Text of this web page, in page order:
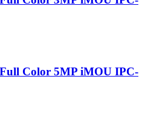
Color 5MP iMOU IPC-